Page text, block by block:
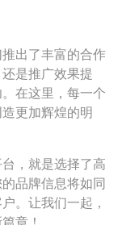
出了丰富的合作
是推广效果提
在这里，每一个
更加辉煌的明
，就是选择了高
品牌信息将如同
。让我们一起，